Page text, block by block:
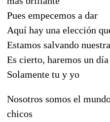
Pues empecemos a dar
Aquí hay una elección
Estamos salvando
Es cierto, haremos un
Solamente tu y yo
Nosotros somos el
chicos